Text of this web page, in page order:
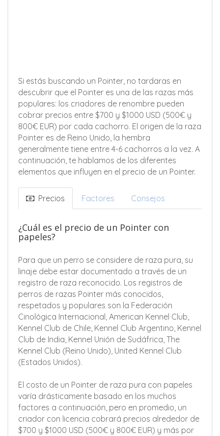
Si estás buscando un Pointer, no tardaras en
descubrir que el Pointer es una de las razas más
populares: los criadores de renombre pueden
cobrar precios entre $700 y $1000 USD (500€ y
800€ EUR) por cada cachorro. El origen de la raza
Pointer es de Reino Unido, la hembra
generalmente tiene entre 4-6 cachorros a la vez. A
continuación, te hablamos de los diferentes
elementos que influyen en el precio de un Pointer.
Precios Factores Consejos
¿Cuál es el precio de un Pointer con
papeles?
Para que un perro se considere de raza pura, su
linaje debe estar documentado a través de un
registro de raza reconocido. Los registros de
perros de razas Pointer más conocidos,
respetados y populares son la Federación
Cinológica Internacional, American Kennel Club,
Kennel Club de Chile, Kennel Club Argentino, Kennel
Club de India, Kennel Unión de Sudáfrica, The
Kennel Club (Reino Unido), United Kennel Club
(Estados Unidos).
El costo de un Pointer de raza pura con papeles
varía drásticamente basado en los muchos
factores a continuación, pero en promedio, un
criador con licencia cobrará precios alrededor de
$700 y $1000 USD (500€ y 800€ EUR) y más por